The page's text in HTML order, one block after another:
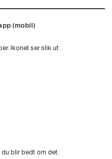
(mobil)
Ikonet ser slik ut:
blir bedt om det.